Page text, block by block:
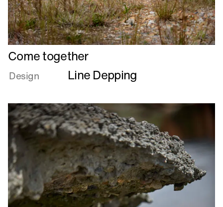
Læs
mere
om
Come together
Design Line Depping